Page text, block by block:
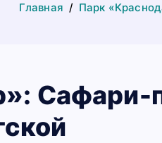
Главная Парк
Сафари-